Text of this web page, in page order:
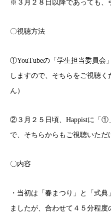
※３月２８日以降であっても、
〇視聴方法
①YouTubeの「学生担当委員会
しますので、そちらをご視聴
ん）
②３月２５日頃、Happistに「①
で、そちらからもご視聴いただ
〇内容
・当初は「春まつり」と「式
ましたが、合わせて４５分程